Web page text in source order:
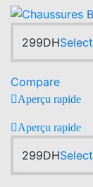
299DH
Compare
Aperçu rapide
Aperçu rapide
299DH